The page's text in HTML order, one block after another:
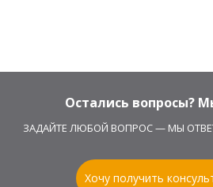
Остались вопросы?
ЗАДАЙТЕ ЛЮБОЙ ВОПРОС — МЫ
Хочу получить